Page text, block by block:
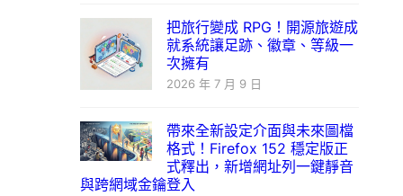
把旅行變成 RPG！開源旅遊成
就系統讓足跡、徽章、等級一
次擁有
2026 年 7 月 9 日
帶來全新設定介面與未來圖檔
格式！Firefox 152 穩定版正
式釋出，新增網址列一鍵靜音
與跨網域金鑰登入